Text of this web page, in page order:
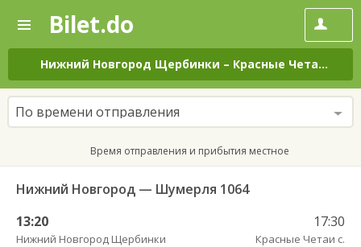
—
Поиск
и
покупка
билетов
на
автобус
онлайн
Bilet.do
Нижний Новгород Щербинки – Красные Четаи с.
По времени отправления
Время отправления и прибытия местное
Нижний Новгород — Шумерля 1064
13:20
Нижний Новгород Щербинки
17:30
Красные Четаи с.